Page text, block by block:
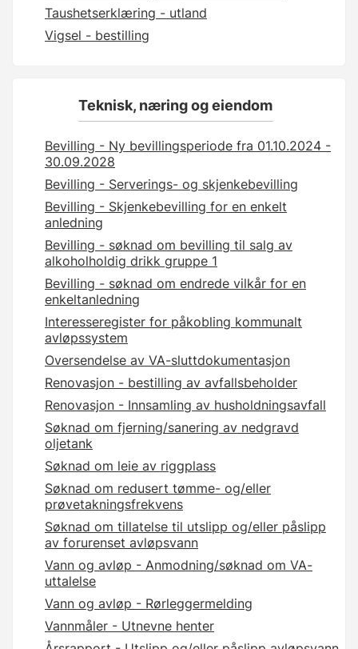
Taushetserklæring - utland
Vigsel - bestilling
Teknisk, næring og eiendom
Bevilling - Ny bevillingsperiode fra 01.10.2024 -
30.09.2028
Bevilling - Serverings- og skjenkebevilling
Bevilling - Skjenkebevilling for en enkelt
anledning
Bevilling - søknad om bevilling til salg av
alkoholholdig drikk gruppe 1
Bevilling - søknad om endrede vilkår for en
enkeltanledning
Interesseregister for påkobling kommunalt
avløpssystem
Oversendelse av VA-sluttdokumentasjon
Renovasjon - bestilling av avfallsbeholder
Renovasjon - Innsamling av husholdningsavfall
Søknad om fjerning/sanering av nedgravd
oljetank
Søknad om leie av riggplass
Søknad om redusert tømme- og/eller
prøvetakningsfrekvens
Søknad om tillatelse til utslipp og/eller påslipp
av forurenset avløpsvann
Vann og avløp - Anmodning/søknad om VA-
uttalelse
Vann og avløp - Rørleggermelding
Vannmåler - Utnevne henter